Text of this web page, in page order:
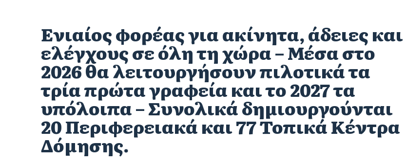
Ενιαίος φορέας για ακίνητα, άδειες και
ελέγχους σε όλη τη χώρα – Μέσα στο
2026 θα λειτουργήσουν πιλοτικά τα
τρία πρώτα γραφεία και το 2027 τα
υπόλοιπα – Συνολικά δημιουργούνται
20 Περιφερειακά και 77 Τοπικά Κέντρα
Δόμησης.